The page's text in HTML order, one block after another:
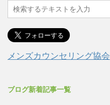
メンズカウンセリング協会
ブログ新着記事一覧